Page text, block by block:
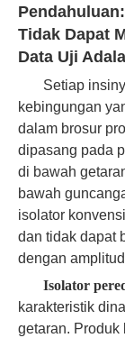
Tidak Dapat
Data Uji
Setiap
kebingungan
dalam brosur
dipasang pada
di bawah
bawah
isolator
dan tidak dapat
dengan
Isolator
karakteristik
getaran. Produk